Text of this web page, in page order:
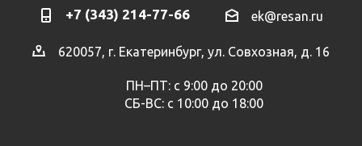
+7 (343) 214-77-66 ek@resan.ru
620057, г. Екатеринбург, ул. Совхозная, д. 16
ПН–ПТ: с 9:00 до 20:00
СБ-ВС: с 10:00 до 18:00